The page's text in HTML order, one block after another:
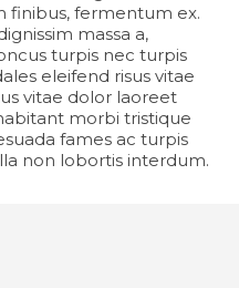
finibus, fermentum ex.
massa a,
turpis nec turpis
eleifend risus vitae
vitae dolor laoreet
morbi tristique
fames ac turpis
non lobortis interdum.